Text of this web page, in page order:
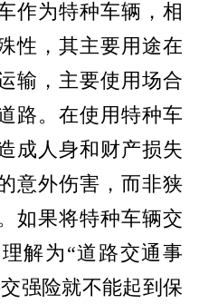
作为特种车辆，相
性，其主要用途在
输，主要使用场合
路。在使用特种车
成人身和财产损失
意外伤害，而非狭
如果将特种车辆交
解为“道路交通事
强险就不能起到保